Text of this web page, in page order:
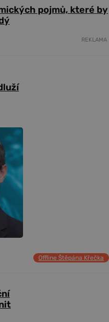
pojmů, které by
REKLAMA
Offline Štěpána Křečka